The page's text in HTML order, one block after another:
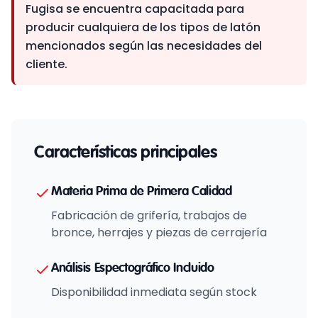
Fugisa se encuentra capacitada para
producir cualquiera de los tipos de latón
mencionados según las necesidades del
cliente.
Características principales
Materia Prima de Primera Calidad
Fabricación de grifería, trabajos de
bronce, herrajes y piezas de cerrajería
Análisis Espectográfico Incluido
Disponibilidad inmediata según stock